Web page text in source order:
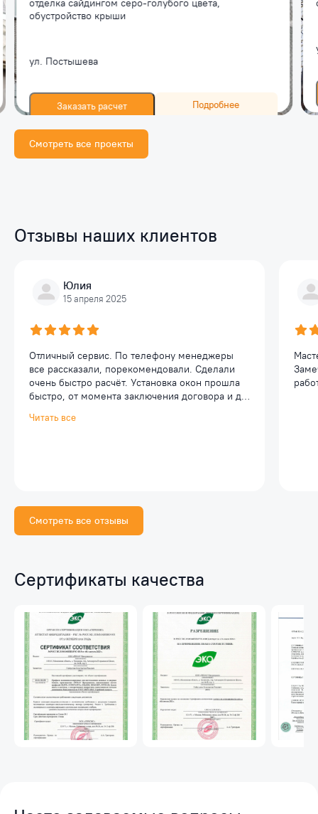
отделка сайдингом серо-голубого цвета,
обустройство крыши
ул. Постышева
Заказать расчет Подробнее
Смотреть все проекты
Отзывы наших клиентов
Юлия
15 апреля 2025
Отличный сервис. По телефону менеджеры
все рассказали, порекомендовали. Сделали
очень быстро расчёт. Установка окон прошла
быстро, от момента заключения договора и до
вежливые, профессионалы. Установили
Читать все
Смотреть все отзывы
Сертификаты качества